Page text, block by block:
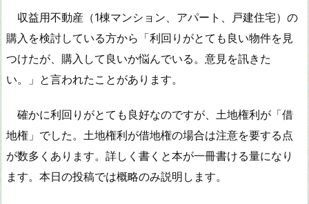
収益用不動産（1棟マンション、アパート、戸建住宅）の
購入を検討している方から「利回りがとても良い物件を見
つけたが、購入して良いか悩んでいる。意見を訊きた
い。」と言われたことがあります。
確かに利回りがとても良好なのですが、土地権利が「借
地権」でした。土地権利が借地権の場合は注意を要する点
が数多くあります。詳しく書くと本が一冊書ける量になり
ます。本日の投稿では概略のみ説明します。